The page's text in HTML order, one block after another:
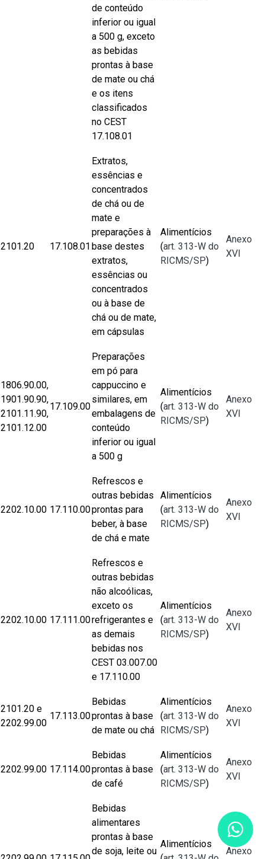
de conteúdo
inferior ou igual
a 500 g, exceto
as bebidas
prontas à base
de mate ou chá
e os itens
classificados
no CEST
17.108.01
2101.20 17.108.01
Extratos,
essências e
concentrados
de chá ou de
mate e
preparações à
base destes
extratos,
essências ou
concentrados
ou à base de
chá ou de mate,
em cápsulas
Alimentícios
(art. 313-W do
RICMS/SP)
Anexo
XVI
1806.90.00,
1901.90.90,
2101.11.90,
2101.12.00
​17.109.00
Preparações
em pó para
cappuccino e
similares, em
embalagens de
conteúdo
inferior ou igual
a 500 g
Alimentícios
(art. 313-W do
RICMS/SP)
Anexo
XVI
2202.10.00 17.110.00
Refrescos e
outras bebidas
prontas para
beber, à base
de chá e mate
Alimentícios
(art. 313-W do
RICMS/SP)
Anexo
XVI
2202.10.00 17.111.00
Refrescos e
outras bebidas
não alcoólicas,
exceto os
refrigerantes e
as demais
bebidas nos
CEST 03.007.00
e 17.110.00
Alimentícios
(art. 313-W do
RICMS/SP)
Anexo
XVI
2101.20 e
2202.99.00
17.113.00
Bebidas
prontas à base
de mate ou chá
Alimentícios
(art. 313-W do
RICMS/SP)
Anexo
XVI
2202.99.00 17.114.00
Bebidas
prontas à base
de café
Alimentícios
(art. 313-W do
RICMS/SP)
Anexo
XVI
Bebidas
alimentares
prontas à base
de soja, leite ou
Alimentícios
Anexo